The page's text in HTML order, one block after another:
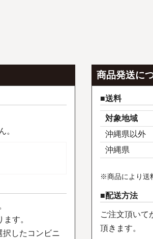
。
す。
択したコンビニ
商品発送に
送料
対象地域
沖縄県以外
沖縄県
※商品により送
配送方法
ご注文頂いて
頂きます。